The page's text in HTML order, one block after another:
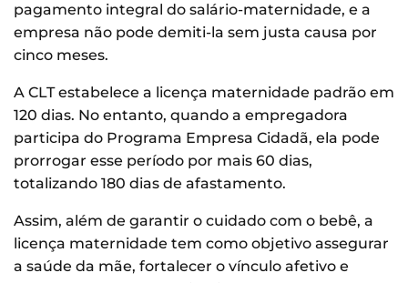
pagamento integral do salário-maternidade, e a
empresa não pode demiti-la sem justa causa por
cinco meses.
A CLT estabelece a licença maternidade padrão em
120 dias. No entanto, quando a empregadora
participa do Programa Empresa Cidadã, ela pode
prorrogar esse período por mais 60 dias,
totalizando 180 dias de afastamento.
Assim, além de garantir o cuidado com o bebê, a
licença maternidade tem como objetivo assegurar
a saúde da mãe, fortalecer o vínculo afetivo e